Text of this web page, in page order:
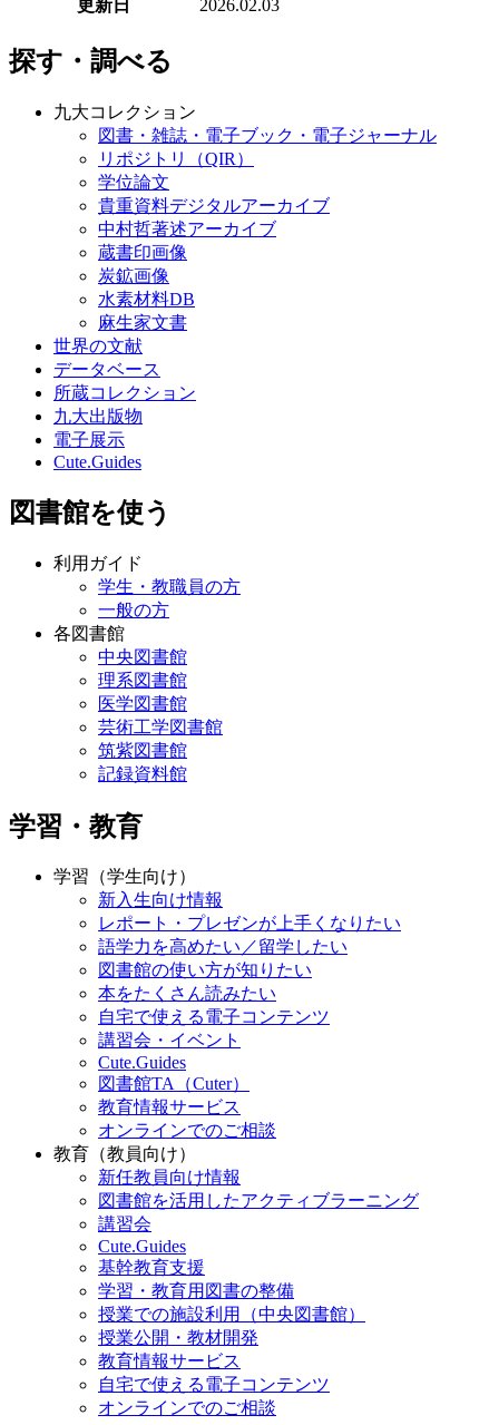
更新日 2026.02.03
探す・調べる
九大コレクション
図書・雑誌・電子ブック・電子ジャーナル
リポジトリ（QIR）
学位論文
貴重資料デジタルアーカイブ
中村哲著述アーカイブ
蔵書印画像
炭鉱画像
水素材料DB
麻生家文書
世界の文献
データベース
所蔵コレクション
九大出版物
電子展示
Cute.Guides
図書館を使う
利用ガイド
学生・教職員の方
一般の方
各図書館
中央図書館
理系図書館
医学図書館
芸術工学図書館
筑紫図書館
記録資料館
学習・教育
学習（学生向け）
新入生向け情報
レポート・プレゼンが上手くなりたい
語学力を高めたい／留学したい
図書館の使い方が知りたい
本をたくさん読みたい
自宅で使える電子コンテンツ
講習会・イベント
Cute.Guides
図書館TA（Cuter）
教育情報サービス
オンラインでのご相談
教育（教員向け）
新任教員向け情報
図書館を活用したアクティブラーニング
講習会
Cute.Guides
基幹教育支援
学習・教育用図書の整備
授業での施設利用（中央図書館）
授業公開・教材開発
教育情報サービス
自宅で使える電子コンテンツ
オンラインでのご相談